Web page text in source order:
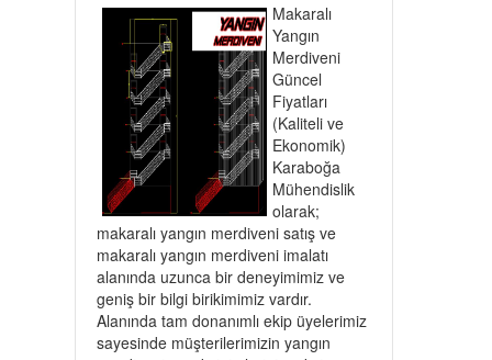
Makaralı
Yangın
Merdiveni
Güncel
Fiyatları
(Kaliteli ve
Ekonomik)
Karaboğa
Mühendislik
olarak;
makaralı yangın merdiveni satış ve
makaralı yangın merdiveni imalatı
alanında uzunca bir deneyimimiz ve
geniş bir bilgi birikimimiz vardır.
Alanında tam donanımlı ekip üyelerimiz
sayesinde müşterilerimizin yangın